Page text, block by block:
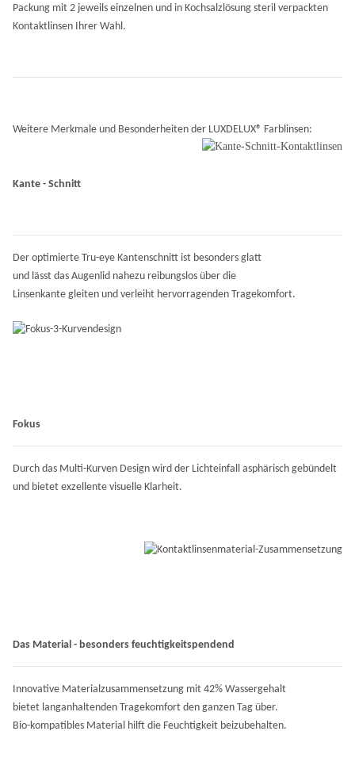
Packung mit 2 jeweils einzelnen und in Kochsalzlösung steril verpackten
Kontaktlinsen Ihrer Wahl.
Weitere Merkmale und Besonderheiten der LUXDELUX® Farblinsen:
Kante - Schnitt
Der optimierte Tru-eye Kantenschnitt ist besonders glatt
und lässt das Augenlid nahezu reibungslos über die
Linsenkante gleiten und verleiht hervorragenden Tragekomfort.
Fokus
Durch das Multi-Kurven Design wird der Lichteinfall asphärisch gebündelt
und bietet exzellente visuelle Klarheit.
Das Material - besonders feuchtigkeitspendend
Innovative Materialzusammensetzung mit 42% Wassergehalt
bietet langanhaltenden Tragekomfort den ganzen Tag über.
Bio-kompatibles Material hilft die Feuchtigkeit beizubehalten.